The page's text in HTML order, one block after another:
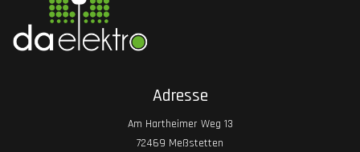
Adresse
Am Hartheimer Weg 13
72469 Meßstetten